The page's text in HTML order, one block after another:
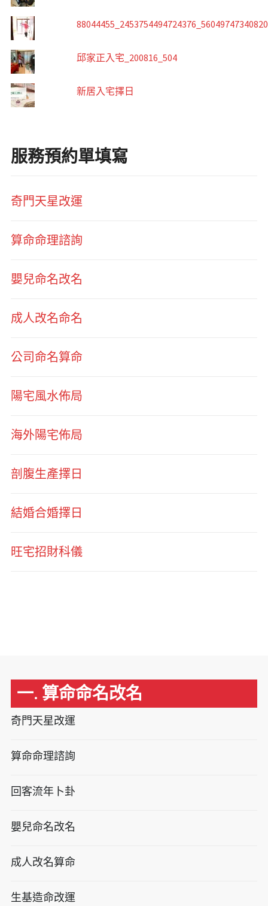
邱家正入宅_200816_504
新居入宅擇日
服務預約單填寫
奇門天星改運
算命命理諮詢
嬰兒命名改名
成人改名命名
公司命名算命
陽宅風水佈局
海外陽宅佈局
剖腹生產擇日
結婚合婚擇日
旺宅招財科儀
一. 算命命名改名
奇門天星改運
算命命理諮詢
回客流年卜卦
嬰兒命名改名
成人改名算命
生基造命改運